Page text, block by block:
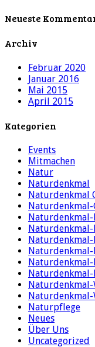
Neueste
Archiv
Februar 2020
Januar 2016
Mai 2015
April 2015
Kategorien
Events
Mitmachen
Natur
Naturdenkmal
Naturdenkmal
Naturdenkmal-
Naturpflege
Neues
Über Uns
Uncategorized